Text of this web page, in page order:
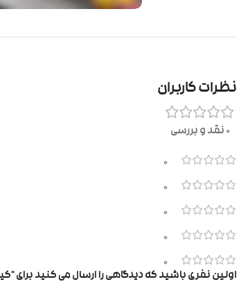
نظرات کاربران
0 نقد و بررسی
0
0
0
0
0
اولین نفری باشید که دیدگاهی را ارسال می کنید برای